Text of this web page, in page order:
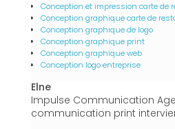
Conception et impression carte de
Conception graphique carte de
Conception graphique de logo
Conception graphique print
Conception graphique web
Conception logo entreprise
Elne
Impulse Communication
communication print